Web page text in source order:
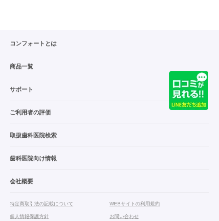
コンフォートとは
商品一覧
サポート
ご利用者の評価
取扱歯科医院検索
歯科医院向け情報
会社概要
特定商取引法の記載について WEBサイトの利用規約
個人情報保護方針 お問い合わせ